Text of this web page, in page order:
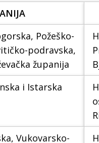
Požeško-
podravska,
županija
i Istarska
Vukovarsko-